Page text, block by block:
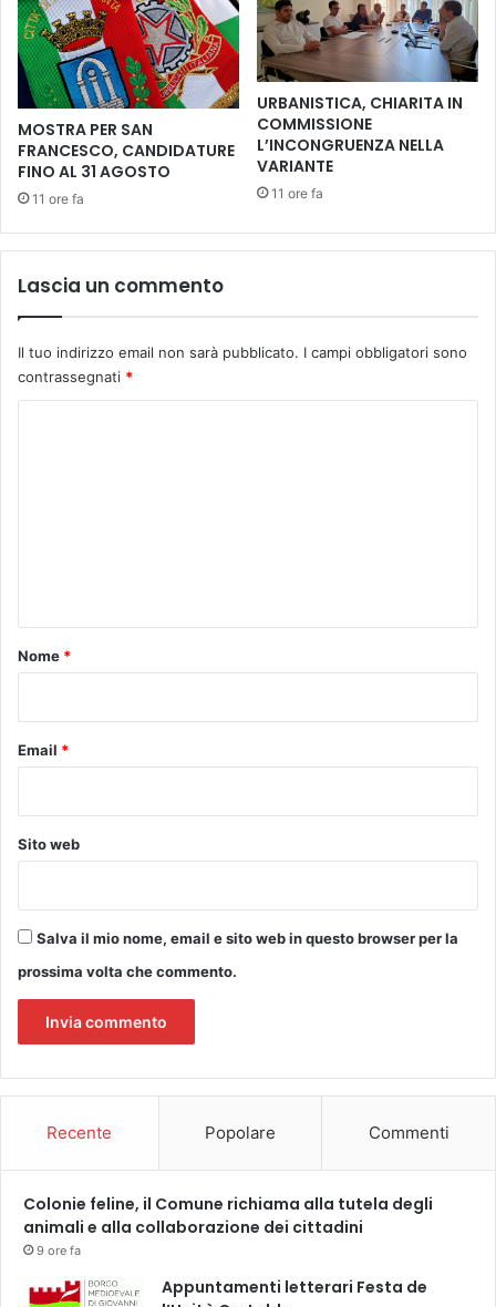
u
t
e
o
p
e
r
a
i
o
l
e
d
l
l
e
Z
o
n
e
U
i
d
a
t
e
a
n
e
l
o
i
r
n
v
MOSTRA PER SAN
FRANCESCO, CANDIDATURE
FINO AL 31 AGOSTO
11 ore fa
URBANISTICA, CHIARITA IN
COMMISSIONE
L’INCONGRUENZA NELLA
VARIANTE
11 ore fa
Lascia un commento
Il tuo indirizzo email non sarà pubblicato. I campi obbligatori sono
contrassegnati *
o
Nome *
Email *
Sito web
Salva il mio nome, email e sito web in questo browser per la
prossima volta che commento.
Recente Popolare Commenti
Colonie feline, il Comune richiama alla tutela degli
animali e alla collaborazione dei cittadini
9 ore fa
Appuntamenti letterari Festa de